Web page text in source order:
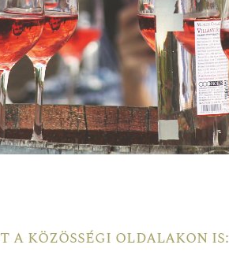
a közösségi oldalakon is: